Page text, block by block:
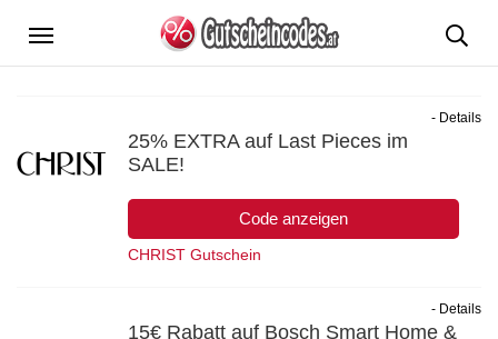
Menü
25% EXTRA auf Last Pieces im
SALE!
Code anzeigen
- Details
CHRIST Gutschein
15€ Rabatt auf Bosch Smart Home &
- Details